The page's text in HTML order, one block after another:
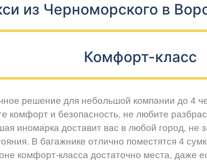
из Черноморского в
Комфорт-класс
решение для небольшой компании до 4
комфорт и безопасность, не любите
иномарка доставит вас в любой город, не
В багажнике отлично поместятся 4
комфорт-класса достаточно места, даже